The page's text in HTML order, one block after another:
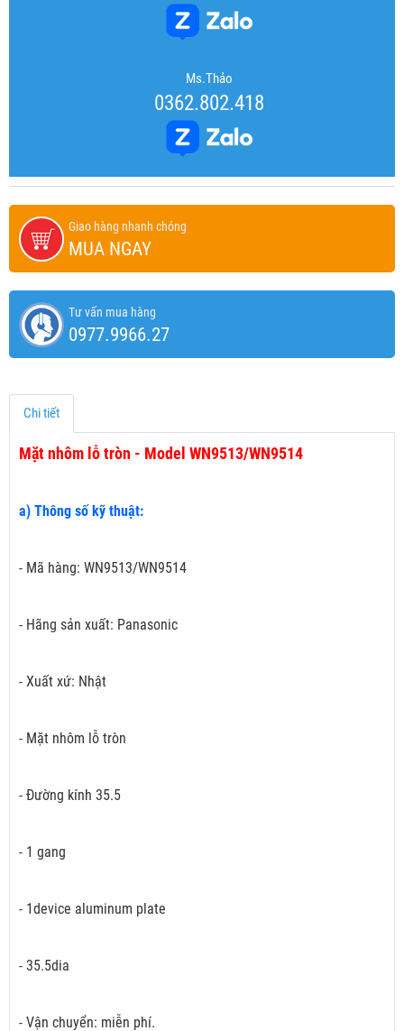
Ms.Thảo
0362.802.418
Giao hàng nhanh chóng
MUA NGAY
Tư vấn mua hàng
0977.9966.27
Chi tiết
Mặt nhôm lỗ tròn - Model WN9513/WN9514
a) Thông số kỹ thuật:
- Mã hàng: WN9513/WN9514
- Hãng sản xuất: Panasonic
- Xuất xứ: Nhật
- Mặt nhôm lỗ tròn
- Đường kính 35.5
- 1 gang
- 1device aluminum plate
- 35.5dia
- Vận chuyển: miễn phí.